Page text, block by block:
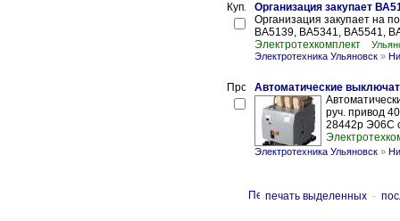
Организация закупает
Организация закупает на
ВА5139, ВА5341, ВА5541,
Электротехкомплект
Электротехника Ульяновск »
Автоматические
руч. привод
28442р Э06С
Электротехника Ульяновск »
печать выделенных -